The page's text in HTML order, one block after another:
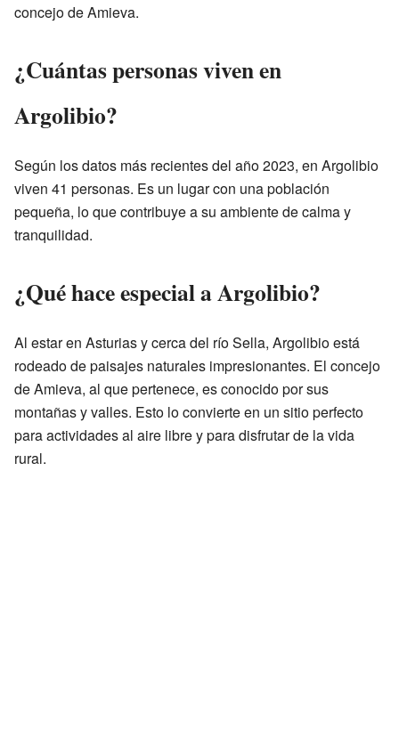
concejo de Amieva.
¿Cuántas personas viven en
Argolibio?
Según los datos más recientes del año 2023, en Argolibio
viven 41 personas. Es un lugar con una población
pequeña, lo que contribuye a su ambiente de calma y
tranquilidad.
¿Qué hace especial a Argolibio?
Al estar en Asturias y cerca del río Sella, Argolibio está
rodeado de paisajes naturales impresionantes. El concejo
de Amieva, al que pertenece, es conocido por sus
montañas y valles. Esto lo convierte en un sitio perfecto
para actividades al aire libre y para disfrutar de la vida
rural.